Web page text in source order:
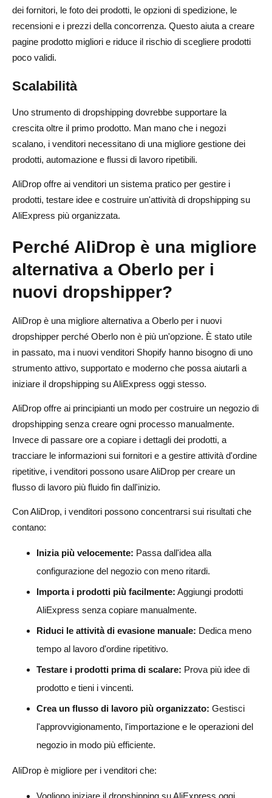
dei fornitori, le foto dei prodotti, le opzioni di spedizione, le
recensioni e i prezzi della concorrenza. Questo aiuta a creare
pagine prodotto migliori e riduce il rischio di scegliere prodotti
poco validi.
Scalabilità
Uno strumento di dropshipping dovrebbe supportare la
crescita oltre il primo prodotto. Man mano che i negozi
scalano, i venditori necessitano di una migliore gestione dei
prodotti, automazione e flussi di lavoro ripetibili.
AliDrop offre ai venditori un sistema pratico per gestire i
prodotti, testare idee e costruire un'attività di dropshipping su
AliExpress più organizzata.
Perché AliDrop è una migliore
alternativa a Oberlo per i
nuovi dropshipper?
AliDrop è una migliore alternativa a Oberlo per i nuovi
dropshipper perché Oberlo non è più un'opzione. È stato utile
in passato, ma i nuovi venditori Shopify hanno bisogno di uno
strumento attivo, supportato e moderno che possa aiutarli a
iniziare il dropshipping su AliExpress oggi stesso.
AliDrop offre ai principianti un modo per costruire un negozio di
dropshipping senza creare ogni processo manualmente.
Invece di passare ore a copiare i dettagli dei prodotti, a
tracciare le informazioni sui fornitori e a gestire attività d'ordine
ripetitive, i venditori possono usare AliDrop per creare un
flusso di lavoro più fluido fin dall'inizio.
Con AliDrop, i venditori possono concentrarsi sui risultati che
contano:
Inizia più velocemente: Passa dall'idea alla
configurazione del negozio con meno ritardi.
Importa i prodotti più facilmente: Aggiungi prodotti
AliExpress senza copiare manualmente.
Riduci le attività di evasione manuale: Dedica meno
tempo al lavoro d'ordine ripetitivo.
Testare i prodotti prima di scalare: Prova più idee di
prodotto e tieni i vincenti.
Crea un flusso di lavoro più organizzato: Gestisci
l'approvvigionamento, l'importazione e le operazioni del
negozio in modo più efficiente.
AliDrop è migliore per i venditori che:
Vogliono iniziare il dropshipping su AliExpress oggi